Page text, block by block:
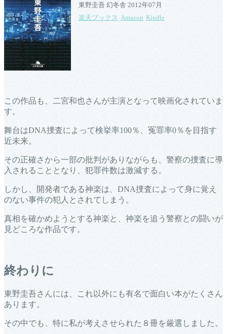
東野圭吾 幻冬舎 2012年07月
楽天ブックス Amazon Kindle
この作品も、二宮和也さんが主演となって映画化されていま
す。
舞台はDNA捜査によって検挙率100％、冤罪率0％を目指す
近未来。
その正確さから一部の批判がありながらも、警察の捜査に導
入されることとなり、犯罪件数は激減する。
しかし、開発者である神楽は、DNA捜査によって身に覚え
のない事件の犯人とされてしまう。
真相を確かめようとする神楽と、神楽を追う警察との闘いが
見どころな作品です。
終わりに
東野圭吾さんには、これ以外にも有名で面白い本がたくさん
あります。
その中でも、特に私が考えさせられた８冊を厳選しました。